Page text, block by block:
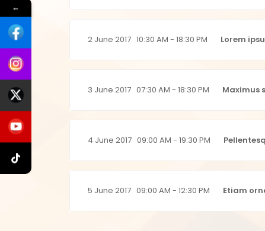
2 June 2017 10:30 AM - 18:30 PM Lorem
3 June 2017 07:30 AM - 18:30 PM Maximus
4 June 2017 09:00 AM - 19:30 PM
5 June 2017 09:00 AM - 12:30 PM Etiam
←